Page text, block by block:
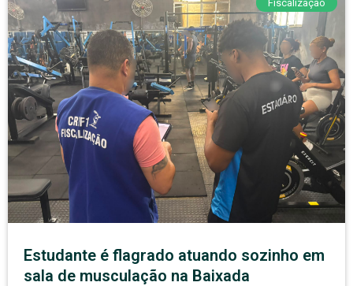
Fiscalização
Estudante é flagrado atuando sozinho em
sala de musculação na Baixada